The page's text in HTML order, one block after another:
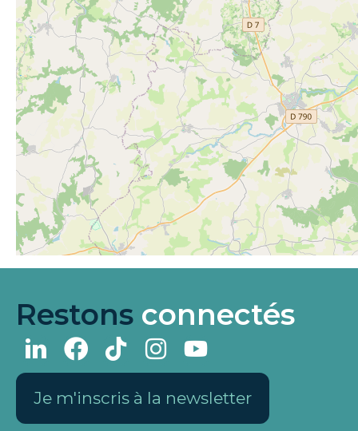
Restons connectés
Je m'inscris à la newsletter